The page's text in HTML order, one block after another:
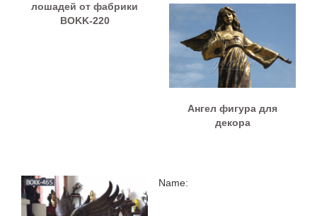
лошадей от фабрики
BOKK-220
Ангел фигура для
декора
Name: